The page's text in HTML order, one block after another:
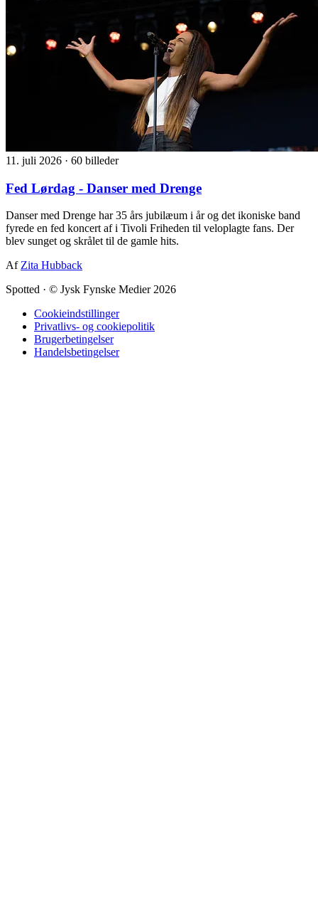
11. juli 2026 · 60 billeder
Fed Lørdag - Danser med Drenge
Danser med Drenge har 35 års jubilæum i år og det ikoniske band
fyrede en fed koncert af i Tivoli Friheden til veloplagte fans. Der
blev sunget og skrålet til de gamle hits.
Af Zita Hubback
Spotted · © Jysk Fynske Medier 2026
Cookieindstillinger
Privatlivs- og cookiepolitik
Brugerbetingelser
Handelsbetingelser